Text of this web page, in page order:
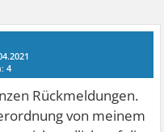
4
Rückmeldungen.
von meinem